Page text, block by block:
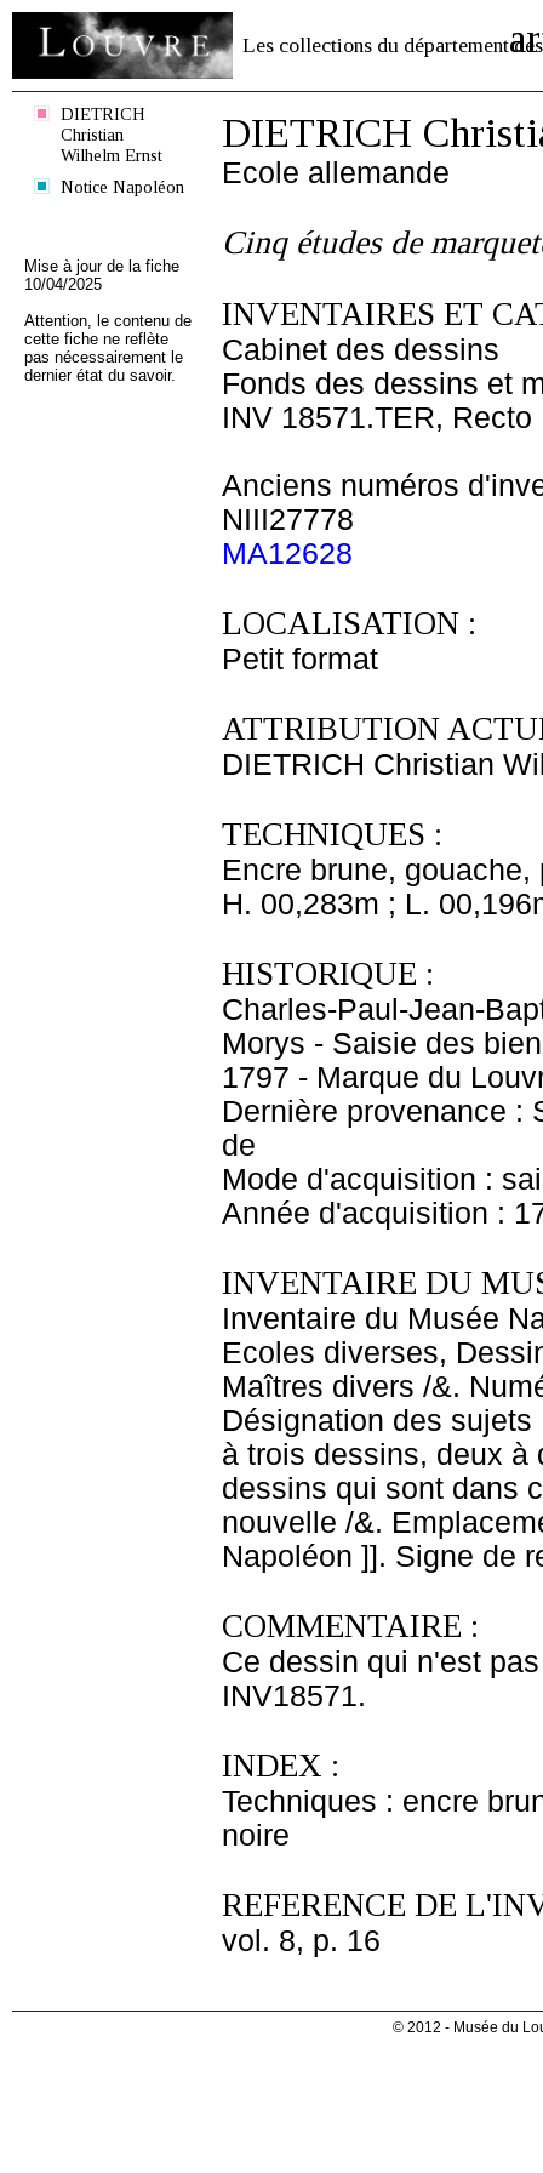
Les collections du département des
DIETRICH
Christian
Wilhelm Ernst
Notice Napoléon
Mise à jour de la fiche
10/04/2025
Attention, le contenu de
cette fiche ne reflète
pas nécessairement le
dernier état du savoir.
DIETRICH
Ecole allemande
Cinq études de
INVENTAIRES ET
Cabinet des dessins
Fonds des dessins et
INV 18571.TER, Recto
Anciens numéros
NIII27778
MA12628
LOCALISATION :
Petit format
ATTRIBUTION
DIETRICH Christian
TECHNIQUES :
Encre brune,
H. 00,283m ; L.
HISTORIQUE :
Charles-Paul-Jean-
Morys - Saisie des
1797 - Marque du
Dernière provenance :
de
Mode d'acquisition :
Année d'acquisition :
INVENTAIRE DU
Inventaire du Musée
Ecoles diverses,
Maîtres divers /&.
Désignation des
à trois dessins, deux à
dessins qui sont dans
nouvelle /&.
Napoléon ]]. Signe de
COMMENTAIRE :
Ce dessin qui n'est
INV18571.
INDEX :
Techniques : encre
noire
REFERENCE DE
vol. 8, p. 16
© 2012 - Musée du